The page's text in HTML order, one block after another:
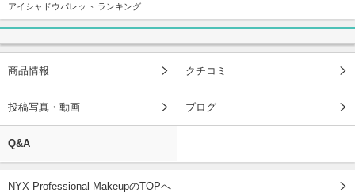
アイシャドウパレット ランキング
商品情報 クチコミ
投稿写真・動画 ブログ
Q&A
NYX Professional MakeupのTOPへ